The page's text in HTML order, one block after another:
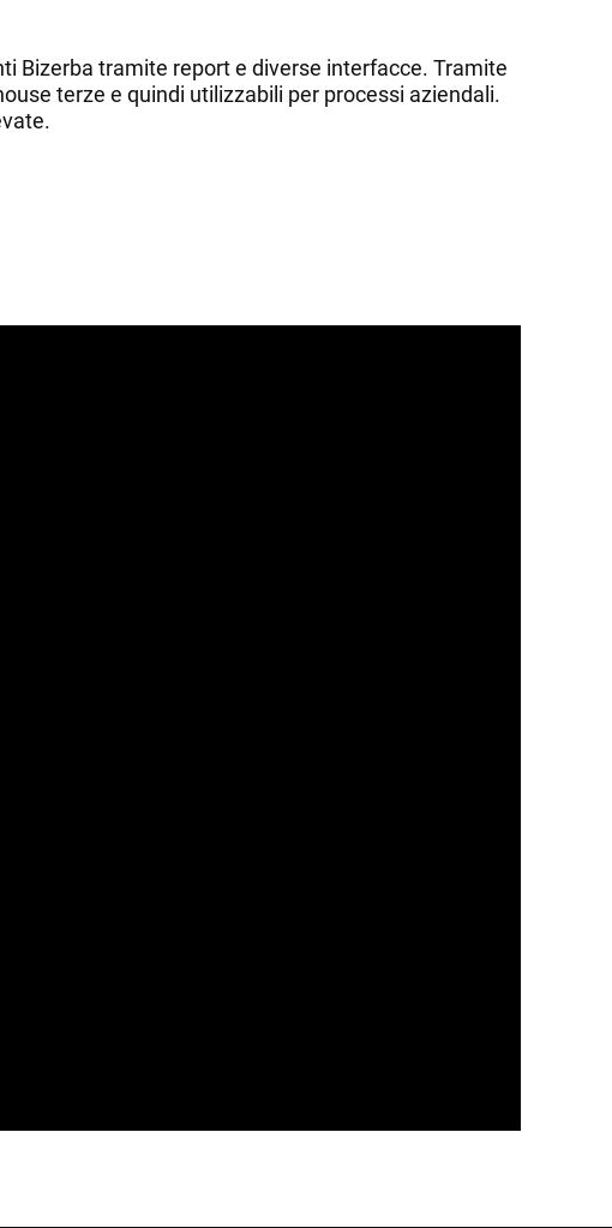
Bizerba tramite report e diverse interfacce. Tramite
terze e quindi utilizzabili per processi aziendali.